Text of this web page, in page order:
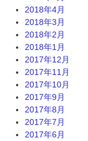
2018年4月
2018年3月
2018年2月
2018年1月
2017年12月
2017年11月
2017年10月
2017年9月
2017年8月
2017年7月
2017年6月